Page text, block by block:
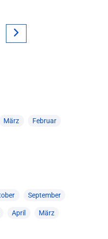
März Februar
September
April März